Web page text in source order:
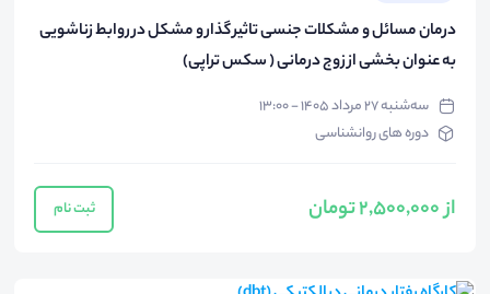
درمان مسائل و مشکلات جنسی تاثیر گذار و مشکل در روابط زناشویی
به عنوان بخشی از زوج درمانی ( سکس تراپی)
سه‌شنبه ۲۷ مرداد ۱۴۰۵ - ۱۳:۰۰
دوره های روانشناسی
از 2,500,000 تومان ثبت نام